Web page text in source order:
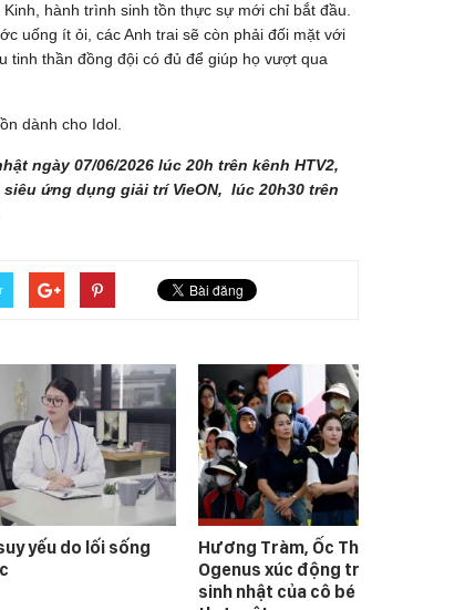
hành trình sinh tồn thực sự mới chỉ bắt đầu.
uống ít ỏi, các Anh trai sẽ còn phải đối mặt với
tinh thần đồng đội có đủ để giúp họ vượt qua
dành cho Idol.
ngày 07/06/2026 lúc 20h trên kênh HTV2,
siêu ứng dụng giải trí VieON, lúc 20h30 trên
yếu do lối sống
Hương Tràm, Ốc Thanh Vân và
Ogenus xúc động trước điều ước
sinh nhật của cô bé có cha sống